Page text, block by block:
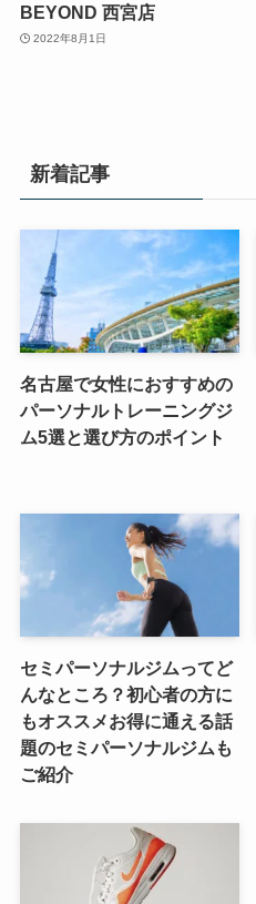
BEYOND 西宮店
2022年8月1日
新着記事
名古屋で女性におすすめの
パーソナルトレーニングジ
ム5選と選び方のポイント
セミパーソナルジムってど
んなところ？初心者の方に
もオススメお得に通える話
題のセミパーソナルジムも
ご紹介